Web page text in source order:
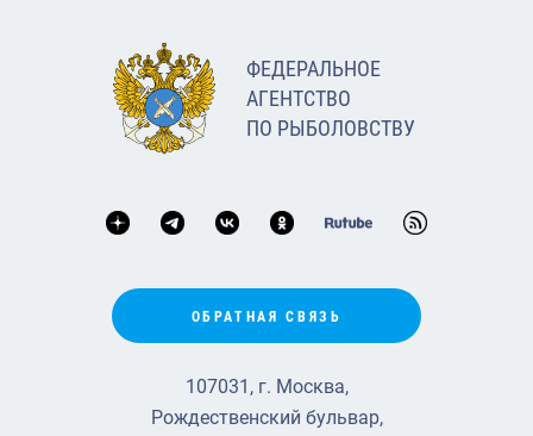
ФЕДЕРАЛЬНОЕ
АГЕНТСТВО
ПО РЫБОЛОВСТВУ
ОБРАТНАЯ СВЯЗЬ
107031, г. Москва,
Рождественский бульвар,